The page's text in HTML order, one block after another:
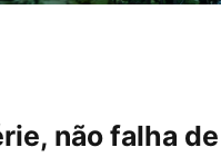
não falha de